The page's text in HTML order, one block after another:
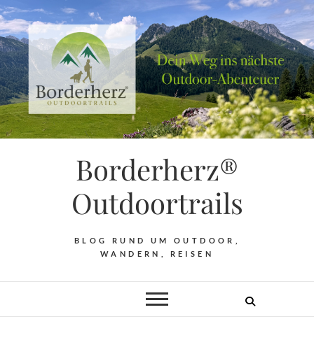
Borderherz®
Outdoortrails
BLOG RUND UM OUTDOOR,
WANDERN, REISEN